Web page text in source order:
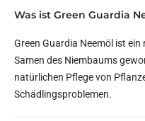
Was ist Green Guardia
Green Guardia Neemöl ist
Samen des Niembaums
natürlichen Pflege von
Schädlingsproblemen.